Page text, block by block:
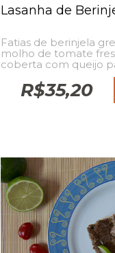
Lasanha de
Fatias de berinjela
molho de tomate
coberta com queijo
R$35,20